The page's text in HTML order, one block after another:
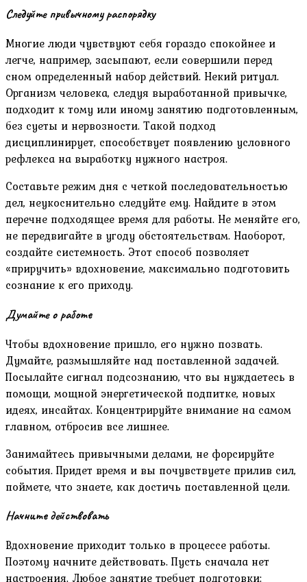
Следуйте привычному распорядку
Многие люди чувствуют себя гораздо спокойнее и
легче, например, засыпают, если совершили перед
сном определенный набор действий. Некий ритуал.
Организм человека, следуя выработанной привычке,
подходит к тому или иному занятию подготовленным,
без суеты и нервозности. Такой подход
дисциплинирует, способствует появлению условного
рефлекса на выработку нужного настроя.
Составьте режим дня с четкой последовательностью
дел, неукоснительно следуйте ему. Найдите в этом
перечне подходящее время для работы. Не меняйте его,
не передвигайте в угоду обстоятельствам. Наоборот,
создайте системность. Этот способ позволяет
«приручить» вдохновение, максимально подготовить
сознание к его приходу.
Думайте о работе
Чтобы вдохновение пришло, его нужно позвать.
Думайте, размышляйте над поставленной задачей.
Посылайте сигнал подсознанию, что вы нуждаетесь в
помощи, мощной энергетической подпитке, новых
идеях, инсайтах. Концентрируйте внимание на самом
главном, отбросив все лишнее.
Занимайтесь привычными делами, не форсируйте
события. Придет время и вы почувствуете прилив сил,
поймете, что знаете, как достичь поставленной цели.
Начните действовать
Вдохновение приходит только в процессе работы.
Поэтому начните действовать. Пусть сначала нет
настроения. Любое занятие требует подготовки: